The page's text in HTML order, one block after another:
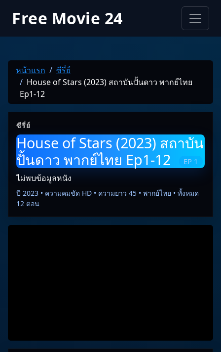
Free Movie 24
หน้าแรก
ซีรี่ย์
House of Stars (2023) สถาบันปั้นดาว พากย์ไทย
Ep1-12
ซีรี่ย์
House of Stars (2023) สถาบัน
ปั้นดาว พากย์ไทย Ep1-12
EP 1
ไม่พบข้อมูลหนัง
ปี 2023 • ความคมชัด HD • ความยาว 45 • พากย์ไทย • ทั้งหมด
12 ตอน